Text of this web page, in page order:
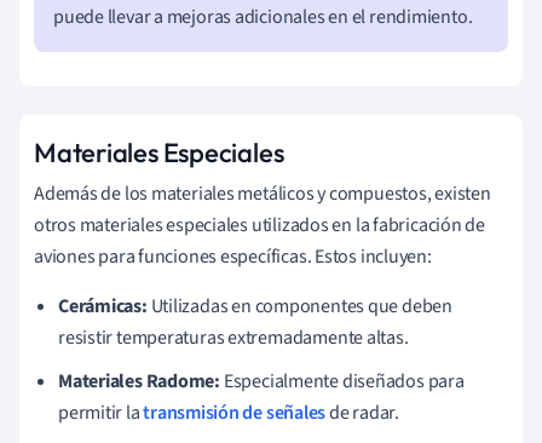
puede llevar a mejoras adicionales en el rendimiento.
Materiales Especiales
Además de los materiales metálicos y compuestos, existen
otros materiales especiales utilizados en la fabricación de
aviones para funciones específicas. Estos incluyen:
Cerámicas: Utilizadas en componentes que deben
resistir temperaturas extremadamente altas.
Materiales Radome: Especialmente diseñados para
permitir latransmisión de señalesde radar.